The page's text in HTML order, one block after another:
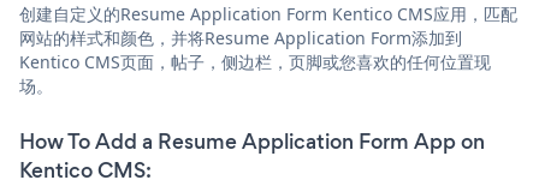
创建自定义的Resume Application Form Kentico CMS应用，匹配
网站的样式和颜色，并将Resume Application Form添加到
Kentico CMS页面，帖子，侧边栏，页脚或您喜欢的任何位置现
场。
How To Add a Resume Application Form App on
Kentico CMS: